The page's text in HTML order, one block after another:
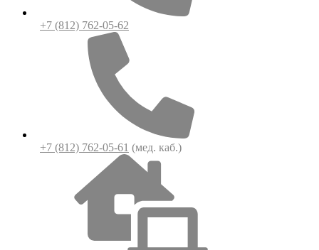
+7 (812) 762-05-62
+7 (812) 762-05-61 (мед. каб.)